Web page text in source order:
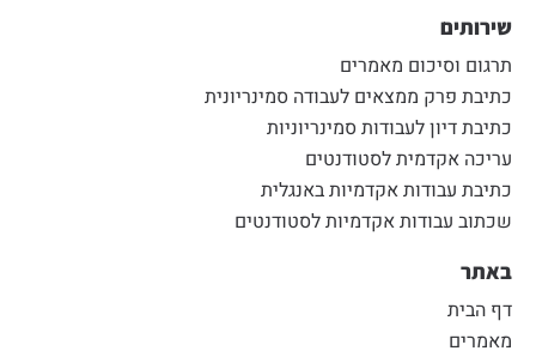
שירותים
תרגום וסיכום מאמרים
כתיבת פרק ממצאים לעבודה סמינריונית
כתיבת דיון לעבודות סמינריוניות
עריכה אקדמית לסטודנטים
כתיבת עבודות אקדמיות באנגלית
שכתוב עבודות אקדמיות לסטודנטים
באתר
דף הבית
מאמרים